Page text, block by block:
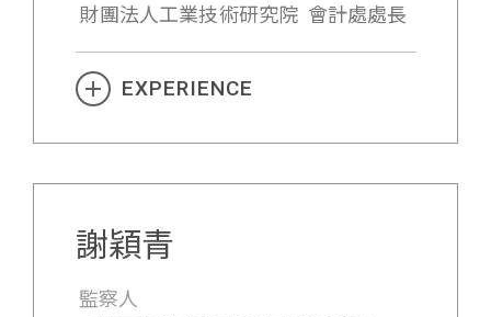
財團法人工業技術研究院 會計處處長
EXPERIENCE
謝穎青
監察人